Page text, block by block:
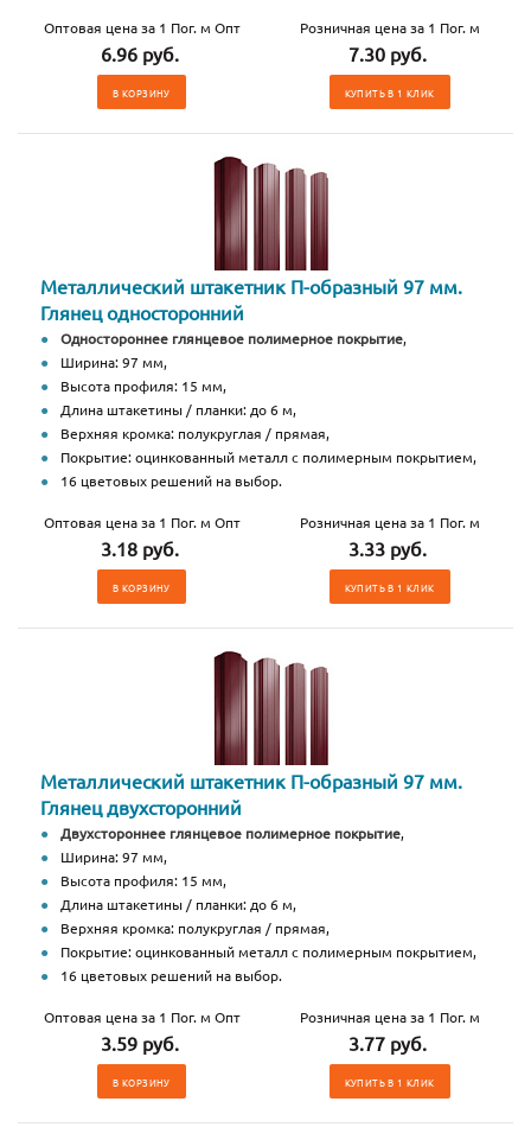
Оптовая цена за 1 Пог. м Опт
6.96 руб.
В КОРЗИНУ
Розничная цена за 1 Пог. м
7.30 руб.
КУПИТЬ В 1 КЛИК
Металлический штакетник П-образный 97 мм.
Глянец односторонний
Одностороннее глянцевое полимерное покрытие,
Ширина: 97 мм,
Высота профиля: 15 мм,
Длина штакетины / планки: до 6 м,
Верхняя кромка: полукруглая / прямая,
Покрытие: оцинкованный металл с полимерным покрытием,
16 цветовых решений на выбор.
Оптовая цена за 1 Пог. м Опт
3.18 руб.
В КОРЗИНУ
Розничная цена за 1 Пог. м
3.33 руб.
КУПИТЬ В 1 КЛИК
Металлический штакетник П-образный 97 мм.
Глянец двухсторонний
Двухстороннее глянцевое полимерное покрытие,
Ширина: 97 мм,
Высота профиля: 15 мм,
Длина штакетины / планки: до 6 м,
Верхняя кромка: полукруглая / прямая,
Покрытие: оцинкованный металл с полимерным покрытием,
16 цветовых решений на выбор.
Оптовая цена за 1 Пог. м Опт
3.59 руб.
В КОРЗИНУ
Розничная цена за 1 Пог. м
3.77 руб.
КУПИТЬ В 1 КЛИК